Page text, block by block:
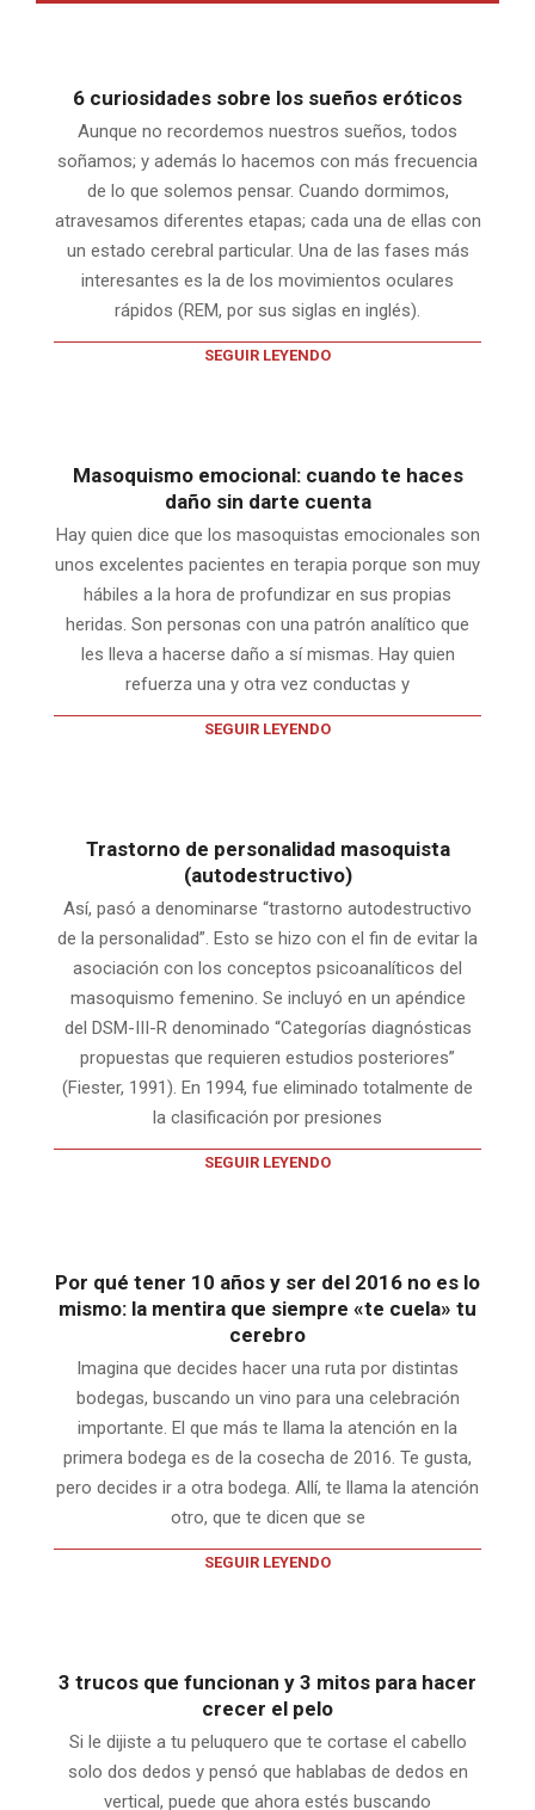
6 curiosidades sobre los sueños eróticos
Aunque no recordemos nuestros sueños, todos
soñamos; y además lo hacemos con más frecuencia
de lo que solemos pensar. Cuando dormimos,
atravesamos diferentes etapas; cada una de ellas con
un estado cerebral particular. Una de las fases más
interesantes es la de los movimientos oculares
rápidos (REM, por sus siglas en inglés).
SEGUIR LEYENDO
Masoquismo emocional: cuando te haces
daño sin darte cuenta
Hay quien dice que los masoquistas emocionales son
unos excelentes pacientes en terapia porque son muy
hábiles a la hora de profundizar en sus propias
heridas. Son personas con una patrón analítico que
les lleva a hacerse daño a sí mismas. Hay quien
refuerza una y otra vez conductas y
SEGUIR LEYENDO
Trastorno de personalidad masoquista
(autodestructivo)
Así, pasó a denominarse “trastorno autodestructivo
de la personalidad”. Esto se hizo con el fin de evitar la
asociación con los conceptos psicoanalíticos del
masoquismo femenino. Se incluyó en un apéndice
del DSM-III-R denominado “Categorías diagnósticas
propuestas que requieren estudios posteriores”
(Fiester, 1991). En 1994, fue eliminado totalmente de
la clasificación por presiones
SEGUIR LEYENDO
Por qué tener 10 años y ser del 2016 no es lo
mismo: la mentira que siempre «te cuela» tu
cerebro
Imagina que decides hacer una ruta por distintas
bodegas, buscando un vino para una celebración
importante. El que más te llama la atención en la
primera bodega es de la cosecha de 2016. Te gusta,
pero decides ir a otra bodega. Allí, te llama la atención
otro, que te dicen que se
SEGUIR LEYENDO
3 trucos que funcionan y 3 mitos para hacer
crecer el pelo
Si le dijiste a tu peluquero que te cortase el cabello
solo dos dedos y pensó que hablabas de dedos en
vertical, puede que ahora estés buscando